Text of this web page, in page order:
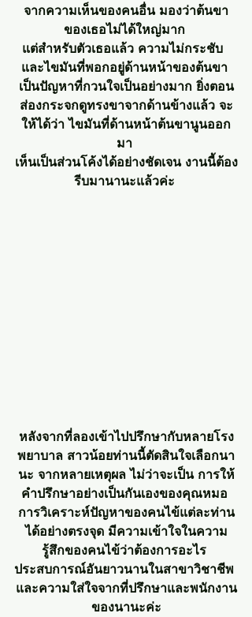
จากความเห็นของคนอื่น มองว่าต้นขา
ของเธอไม่ได้ใหญ่มาก
แต่สำหรับตัวเธอแล้ว ความไม่กระชับ
และไขมันที่พอกอยู่ด้านหน้าของต้นขา
เป็นปัญหาที่กวนใจเป็นอย่างมาก ยิ่งตอน
ส่องกระจกดูทรงขาจากด้านข้างแล้ว จะ
ให้ได้ว่า ไขมันที่ด้านหน้าต้นขานูนออก
มา
เห็นเป็นส่วนโค้งได้อย่างชัดเจน งานนี้ต้อง
รีบมานานะแล้วค่ะ
หลังจากที่ลองเข้าไปปรึกษากับหลายโรง
พยาบาล สาวน้อยท่านนี้ตัดสินใจเลือกนา
นะ จากหลายเหตุผล ไม่ว่าจะเป็น การให้
คำปรึกษาอย่างเป็นกันเองของคุณหมอ
การวิเคราะห์ปัญหาของคนไข้แต่ละท่าน
ได้อย่างตรงจุด มีความเข้าใจในความ
รู้สึกของคนไข้ว่าต้องการอะไร
ประสบการณ์อันยาวนานในสาขาวิชาชีพ
และความใส่ใจจากที่ปรึกษาและพนักงาน
ของนานะค่ะ